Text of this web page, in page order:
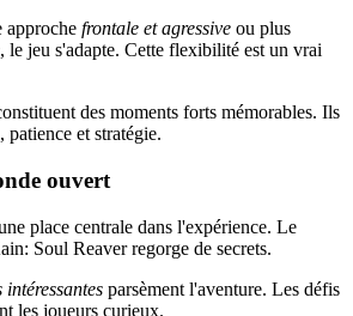
approche frontale et agressive ou plus
, le jeu s'adapte. Cette flexibilité est un vrai
des moments forts mémorables. Ils
patience et stratégie.
ouvert
place centrale dans l'expérience. Le
Soul Reaver regorge de secrets.
intéressantes parsèment l'aventure. Les défis
les joueurs curieux.